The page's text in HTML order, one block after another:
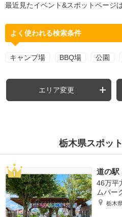
最近見たイベント&スポットページ
よく使われる検索条件
キャンプ場 BBQ場 公園
エリア変更
栃木県スポッ
道の駅
46万平
ムパー
栃木